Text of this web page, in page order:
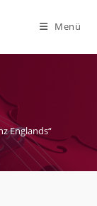
Menü
Englands“